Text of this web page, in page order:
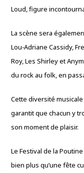
Loud, figure
La scène sera
Lou‑Adriane Cassidy,
Roy, Les Shirley et
du rock au folk, en
Cette diversité musicale
garantit que chacun y
son moment de plaisir.
Le Festival de la
bien plus qu’une fête